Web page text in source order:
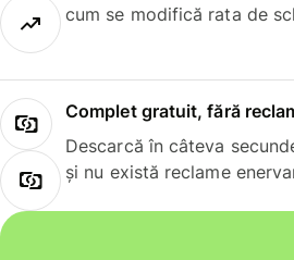
cum se modifică rata de
Complet gratuit, fără
Descarcă în câteva
și nu există reclame